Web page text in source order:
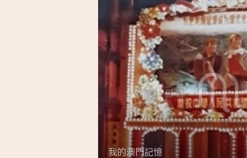
我的澳門記憶